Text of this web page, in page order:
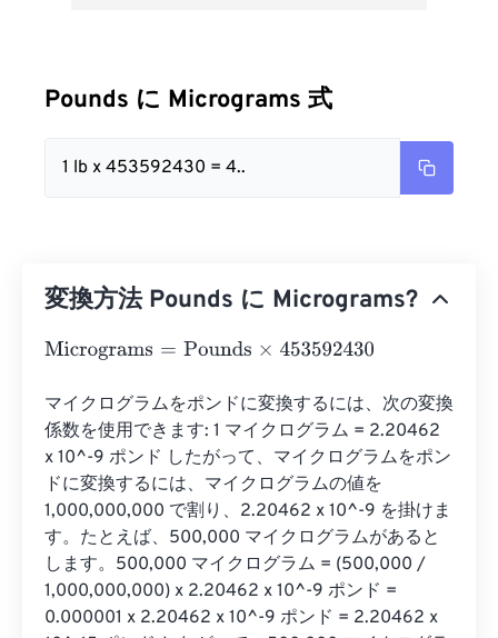
Pounds に Micrograms 式
1 lb x 453592430 = 4..
変換方法 Pounds に Micrograms?
Micrograms=Pounds×453592430
マイクログラムをポンドに変換するには、次の変換
係数を使用できます: 1 マイクログラム = 2.20462
x 10^-9 ポンド したがって、マイクログラムをポン
ドに変換するには、マイクログラムの値を
1,000,000,000 で割り、2.20462 x 10^-9 を掛けま
す。たとえば、500,000 マイクログラムがあると
します。500,000 マイクログラム = (500,000 /
1,000,000,000) x 2.20462 x 10^-9 ポンド =
0.000001 x 2.20462 x 10^-9 ポンド = 2.20462 x